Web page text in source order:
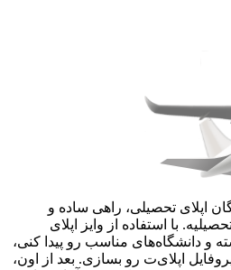
اپلای تحصیلی، راهی ساده و
با استفاده از وایز اپلای
و دانشگاه‌های مناسب رو پیدا کنی،
اپلای‌ت رو بسازی. بعد از اون،